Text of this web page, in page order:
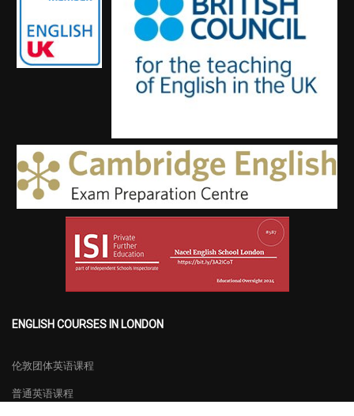
ENGLISH COURSES IN LONDON
伦敦团体英语课程
普通英语课程